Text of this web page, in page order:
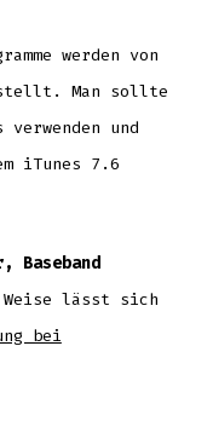
werden von
Man sollte
und
iTunes 7.6
Baseband
lässt sich
bei